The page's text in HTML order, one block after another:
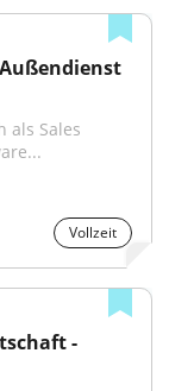
als Sales
Vollzeit
-